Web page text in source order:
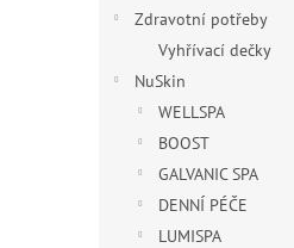
Zdravotní potřeby
Vyhřívací dečky
NuSkin
WELLSPA
BOOST
GALVANIC SPA
DENNÍ PÉČE
LUMISPA